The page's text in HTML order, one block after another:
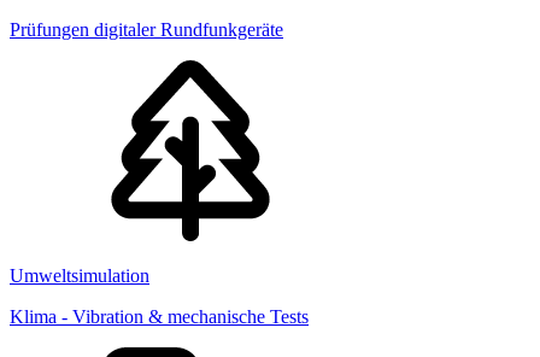
Prüfungen digitaler Rundfunkgeräte
Umweltsimulation
Klima - Vibration & mechanische Tests